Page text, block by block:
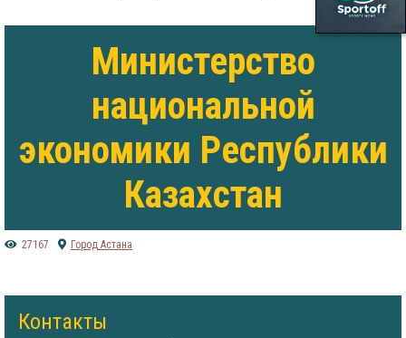
Министерство
национальной
экономики Республики
Казахстан
27167 Город Астана
Контакты